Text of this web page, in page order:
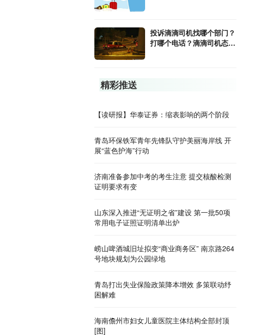
投诉滴滴司机找哪个部门？
打哪个电话？滴滴司机态度
精彩推送
【读研报】华泰证券：缩表影响的两个阶段
青岛环保铁军青年先锋队守护美丽海岸线 开
展“蓝色护海”行动
济南准备参加中考的考生注意 提交核酸检测
证明要求有变
山东深入推进“无证明之省”建设 第一批50项
常用电子证照证明清单出炉
崂山啤酒城旧址拟变“商业商务区” 南京路264
号地块规划为公园绿地
青岛打出失业保险政策降本增效 多策联动纾
困解难
海南儋州市妇女儿童医院主体结构全部封顶
[图]